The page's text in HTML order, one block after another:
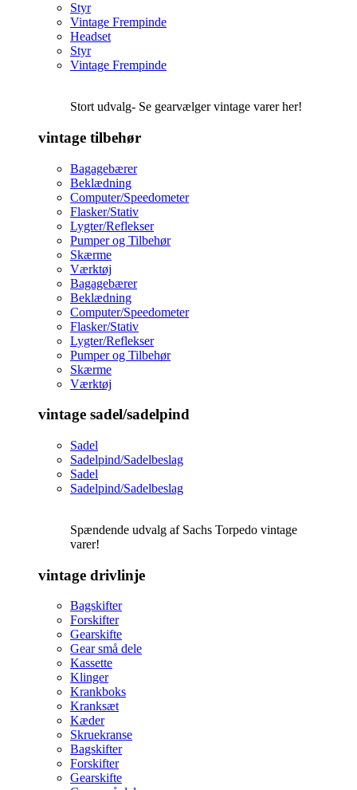
Styr
Vintage Frempinde
Headset
Styr
Vintage Frempinde
Stort udvalg- Se gearvælger vintage varer her!
vintage tilbehør
Bagagebærer
Beklædning
Computer/Speedometer
Flasker/Stativ
Lygter/Reflekser
Pumper og Tilbehør
Skærme
Værktøj
Bagagebærer
Beklædning
Computer/Speedometer
Flasker/Stativ
Lygter/Reflekser
Pumper og Tilbehør
Skærme
Værktøj
vintage sadel/sadelpind
Sadel
Sadelpind/Sadelbeslag
Sadel
Sadelpind/Sadelbeslag
Spændende udvalg af Sachs Torpedo vintage
varer!
vintage drivlinje
Bagskifter
Forskifter
Gearskifte
Gear små dele
Kassette
Klinger
Krankboks
Kranksæt
Kæder
Skruekranse
Bagskifter
Forskifter
Gearskifte